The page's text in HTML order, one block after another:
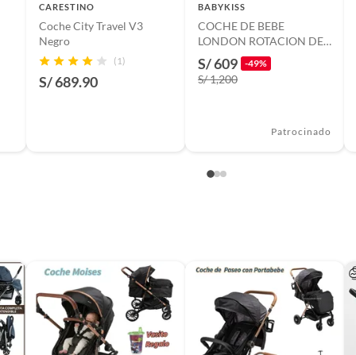
Compacto
Apoya pies,Bandeja en manillar,Base de silla para
4
I muze
CARESTINO
Coche City Travel V3
Negro
(1)
S/ 689.90
BABYKISS
COCHE DE BEBE
LONDON ROTACION DE
360° VIAJERO COLOR
NEGRO
S/ 609 -49%
S/ 1,200
Patrocinado